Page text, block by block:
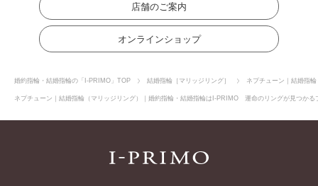
店舗のご案内
オンラインショップ
婚約指輪・結婚指輪の「I-PRIMO」TOP 結婚指輪［マリッジリング］ ネプチューン｜結婚指
ネプチューン｜結婚指輪（マリッジリング）｜婚約指輪・結婚指輪はI-PRIMO 運命のリングが見つか